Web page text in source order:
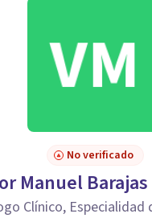
No verificado
Manuel
Clínico, Especialidad